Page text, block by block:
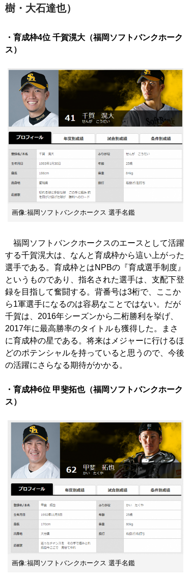
樹・大石達也）
・育成枠4位 千賀滉大（福岡ソフトバンクホーク
ス）
画像:福岡ソフトバンクホークス 選手名鑑
福岡ソフトバンクホークスのエースとして活躍
する千賀滉大は、なんと育成枠から這い上がった
選手である。育成枠とはNPBの『育成選手制度』
というものであり、指名された選手は、支配下登
録を目指して奮闘する。背番号は3桁で、ここか
ら1軍選手になるのは容易なことではない。だが
千賀は、2016年シーズンから二桁勝利を挙げ、
2017年に最高勝率のタイトルも獲得した。まさ
に育成枠の星である。将来はメジャーに行けるほ
どのポテンシャルを持っていると思うので、今後
の活躍にさらなる期待がかかる。
・育成枠6位 甲斐拓也（福岡ソフトバンクホーク
ス）
画像:福岡ソフトバンクホークス 選手名鑑